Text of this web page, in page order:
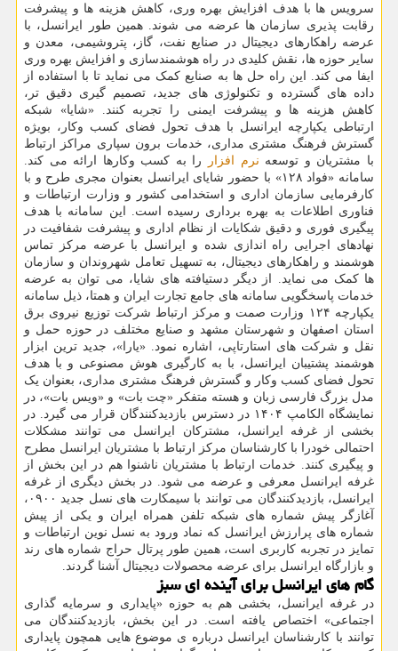
سرویس ها با هدف افزایش بهره وری، کاهش هزینه ها و پیشرفت
رقابت پذیری سازمان ها عرضه می شوند. همین طور ایرانسل، با
عرضه راهکارهای دیجیتال در صنایع نفت، گاز، پتروشیمی، معدن و
سایر حوزه ها، نقش کلیدی در راه هوشمندسازی و افزایش بهره وری
ایفا می کند. این راه حل ها به صنایع کمک می نماید تا با استفاده از
داده های گسترده و تکنولوژی های جدید، تصمیم گیری دقیق تر،
کاهش هزینه ها و پیشرفت ایمنی را تجربه کنند. «شایا» شبکه
ارتباطی یکپارچه ایرانسل با هدف تحول فضای کسب وکار، بویژه
گسترش فرهنگ مشتری مداری، خدمات برون سپاری مراکز ارتباط
با مشتریان و توسعه نرم افزار
را به کسب وکارها ارائه می کند.
سامانه «فواد ۱۲۸» با حضور شایای ایرانسل بعنوان مجری طرح و با
کارفرمایی سازمان اداری و استخدامی کشور و وزارت ارتباطات و
فناوری اطلاعات به بهره برداری رسیده است. این سامانه با هدف
پیگیری فوری و دقیق شکایات از نظام اداری و پیشرفت شفافیت در
نهادهای اجرایی راه اندازی شده و ایرانسل با عرضه مرکز تماس
هوشمند و راهکارهای دیجیتال، به تسهیل تعامل شهروندان و سازمان
ها کمک می نماید. از دیگر دستیافته های شایا، می توان به عرضه
خدمات پاسخگویی سامانه های جامع تجارت ایران و همتا، ذیل سامانه
یکپارچه ۱۲۴ وزارت صمت و مرکز ارتباط شرکت توزیع نیروی برق
استان اصفهان و شهرستان مشهد و صنایع مختلف در حوزه حمل و
نقل و شرکت های استارتاپی، اشاره نمود. «یارا»، جدید ترین ابزار
هوشمند پشتیبان ایرانسل، با به کارگیری هوش مصنوعی و با هدف
تحول فضای کسب وکار و گسترش فرهنگ مشتری مداری، بعنوان یک
مدل بزرگ فارسی زبان و هسته متفکر «چت بات» و «ویس بات»، در
نمایشگاه الکامپ ۱۴۰۴ در دسترس بازدیدکنندگان قرار می گیرد. در
بخشی از غرفه ایرانسل، مشترکان ایرانسل می توانند مشکلات
احتمالی خودرا با کارشناسان مرکز ارتباط با مشتریان ایرانسل مطرح
و پیگیری کنند. خدمات ارتباط با مشتریان ناشنوا هم در این بخش از
غرفه ایرانسل معرفی و عرضه می شود. در بخش دیگری از غرفه
ایرانسل، بازدیدکنندگان می توانند با سیمکارت های نسل جدید ۰۹۰۰،
آغازگر پیش شماره های شبکه تلفن همراه ایران و یکی از پیش
شماره های پرارزش ایرانسل که نماد ورود به نسل نوین ارتباطات و
تمایز در تجربه کاربری است، همین طور پرتال حراج شماره های رند
و بازارگاه ایرانسل برای عرضه محصولات دیجیتال آشنا گردند.
گام های ایرانسل برای آینده ای سبز
در غرفه ایرانسل، بخشی هم به حوزه «پایداری و سرمایه گذاری
اجتماعی» اختصاص یافته است. در این بخش، بازدیدکنندگان می
توانند با کارشناسان ایرانسل درباره ی موضوع هایی همچون پایداری